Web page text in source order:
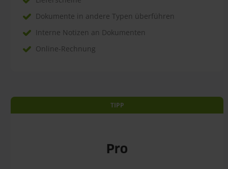
Dokumente in andere Typen überführen
Interne Notizen an Dokumenten
Online-Rechnung
TIPP
Pro